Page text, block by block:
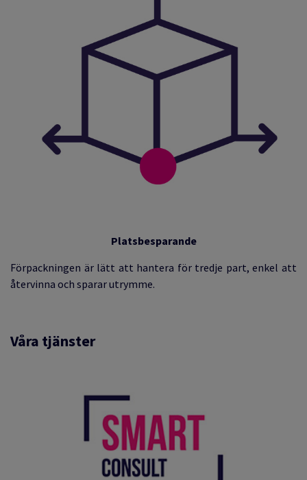
Platsbesparande
Förpackningen är lätt att hantera för tredje part, enkel att
återvinna och sparar utrymme.
Våra tjänster